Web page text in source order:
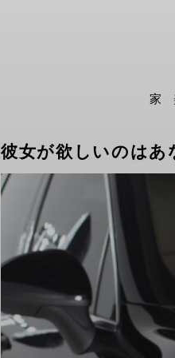
家
彼女が欲しいのは